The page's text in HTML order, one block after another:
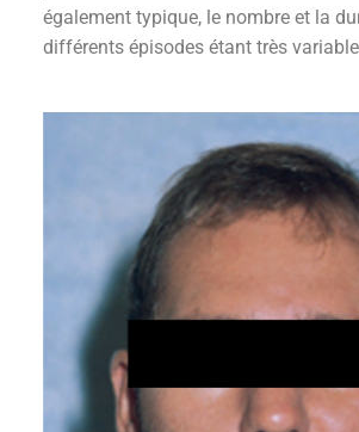
également typique, le nombre et la
différents épisodes étant très